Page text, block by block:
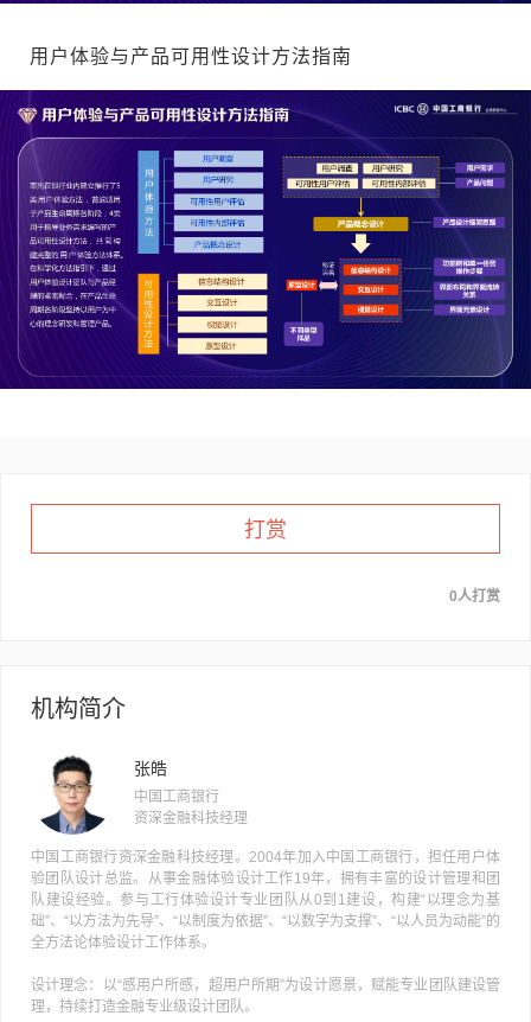
用户体验与产品可用性设计方法指南
打赏
0人打赏
机构简介
张皓
中国工商银行
资深金融科技经理
中国工商银行资深金融科技经理。2004年加入中国工商银行，担任用户体
验团队设计总监。从事金融体验设计工作19年，拥有丰富的设计管理和团
队建设经验。参与工行体验设计专业团队从0到1建设，构建“以理念为基
础”、“以方法为先导”、“以制度为依据”、“以数字为支撑”、“以人员为动能”的
全方法论体验设计工作体系。
设计理念：以“感用户所感，超用户所期”为设计愿景，赋能专业团队建设管
理，持续打造金融专业级设计团队。